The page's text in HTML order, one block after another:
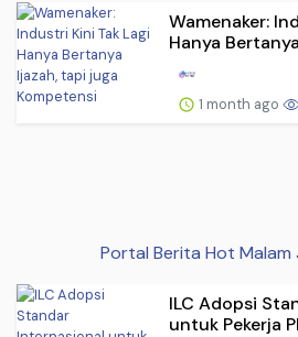
Wamenaker:
Hanya
1 month ago
Portal Berita Hot Malam
ILC Adopsi
untuk Pekerja